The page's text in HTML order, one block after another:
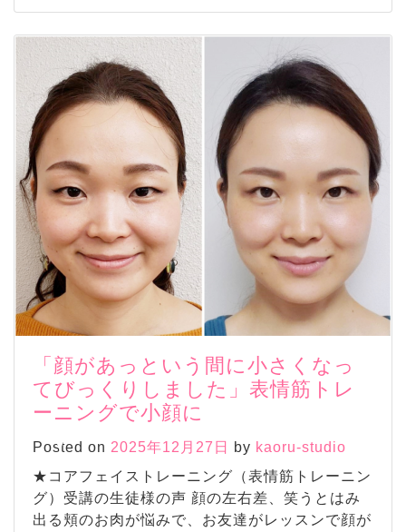
「顔があっという間に小さくなっ
てびっくりしました」表情筋トレ
ーニングで小顔に
Posted on 2025年12月27日 by kaoru-studio
★コアフェイストレーニング（表情筋トレーニン
グ）受講の生徒様の声 顔の左右差、笑うとはみ
出る頬のお肉が悩みで、お友達がレッスンで顔が